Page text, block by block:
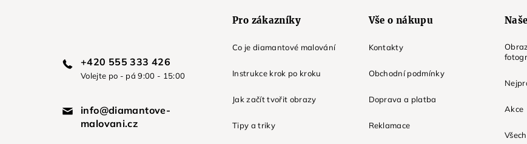
+420 555 333 426
Volejte po - pá 9:00 - 15:00
info@diamantove-
malovani.cz
Pro zákazníky
Co je diamantové malování
Instrukce krok po kroku
Jak začít tvořit obrazy
Tipy a triky
Vše o nákupu
Kontakty
Obchodní podmínky
Doprava a platba
Reklamace
Akce